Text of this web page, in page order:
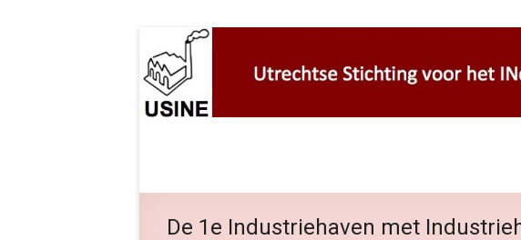
De 1e Industriehaven met